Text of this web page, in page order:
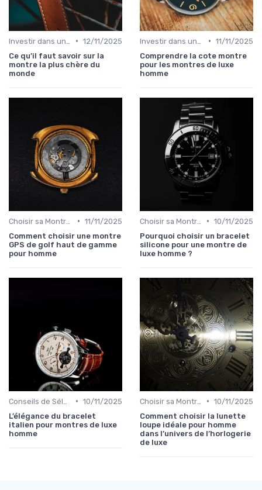
• 12/11/2025
Ce qu’il faut savoir sur la
montre la plus chère du
monde
• 11/11/2025
Comprendre la cote montre
pour les montres de luxe
homme
• 11/11/2025
Comment choisir une montre
GPS de golf haut de gamme
pour homme
• 10/11/2025
Pourquoi choisir un bracelet
silicone pour une montre de
luxe homme ?
• 10/11/2025
L’élégance du bracelet
italien pour montres de luxe
homme
• 10/11/2025
Comment choisir la lunette
loupe idéale pour homme
dans l’univers de l’horlogerie
de luxe